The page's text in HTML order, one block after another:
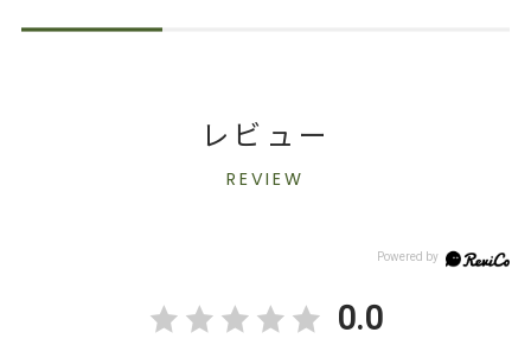
レビュー
REVIEW
0.0